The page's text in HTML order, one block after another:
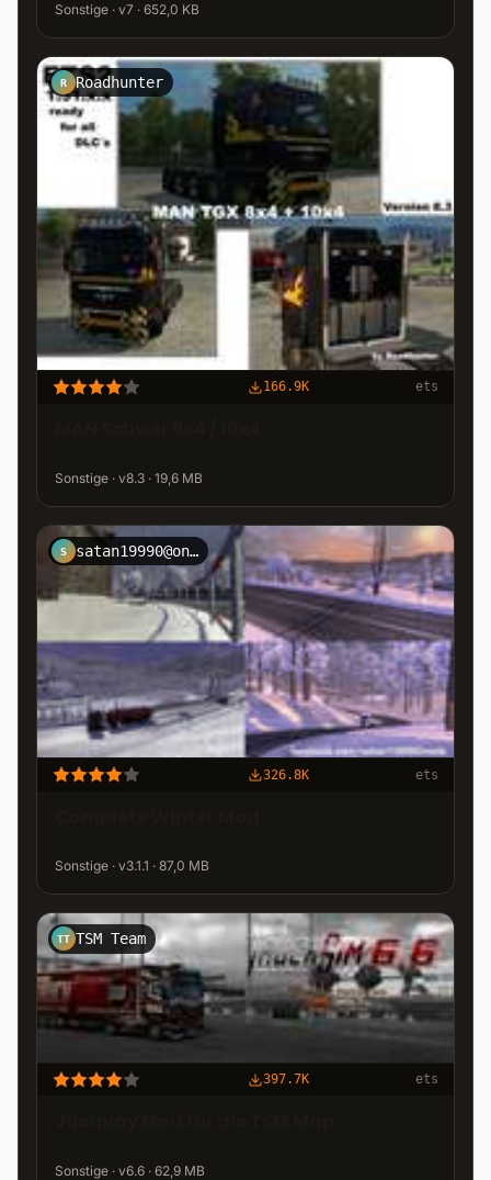
Sonstige · v7 · 652,0 KB
R Roadhunter
166.9K ets
Sonstige · v8.3 · 19,6 MB
S satan19990@onet.pl
326.8K ets
Sonstige · v3.1.1 · 87,0 MB
TT TSM Team
397.7K ets
Sonstige · v6.6 · 62,9 MB